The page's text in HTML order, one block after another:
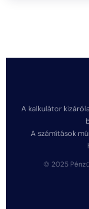
A kalkulátor
A számítások
© 2025